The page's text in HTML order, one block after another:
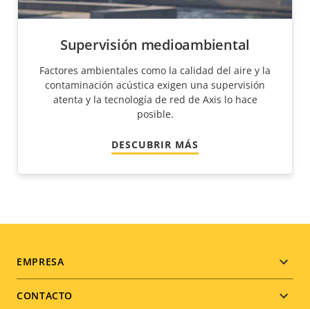
Supervisión medioambiental
Factores ambientales como la calidad del aire y la
contaminación acústica exigen una supervisión
atenta y la tecnología de red de Axis lo hace
posible.
DESCUBRIR MÁS
Footer
menu
EMPRESA
CONTACTO